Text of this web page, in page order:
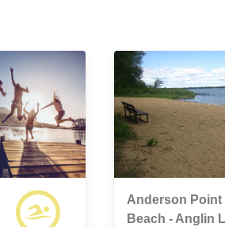
Anderson Point
Beach - Anglin